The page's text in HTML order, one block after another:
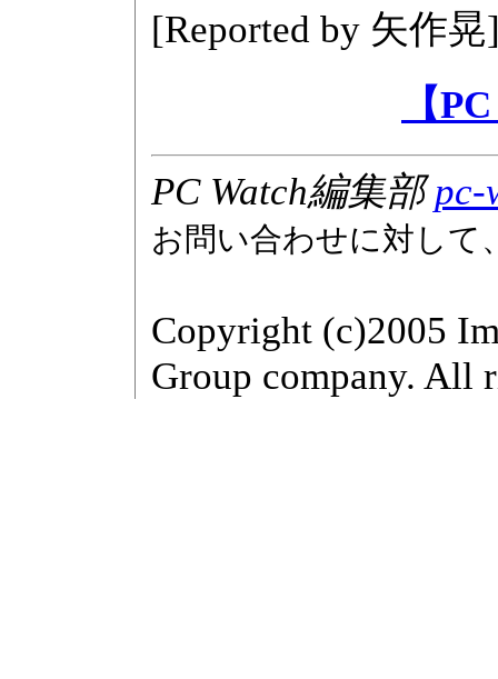
[Reported by 矢作晃
【
PC Watch編集部pc-
お問い合わせに対して
Copyright (c)2005
Group company. All